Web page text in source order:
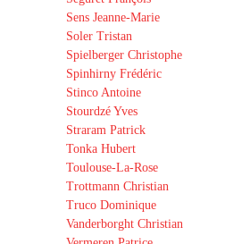
Sens Jeanne-Marie
Soler Tristan
Spielberger Christophe
Spinhirny Frédéric
Stinco Antoine
Stourdzé Yves
Straram Patrick
Tonka Hubert
Toulouse-La-Rose
Trottmann Christian
Truco Dominique
Vanderborght Christian